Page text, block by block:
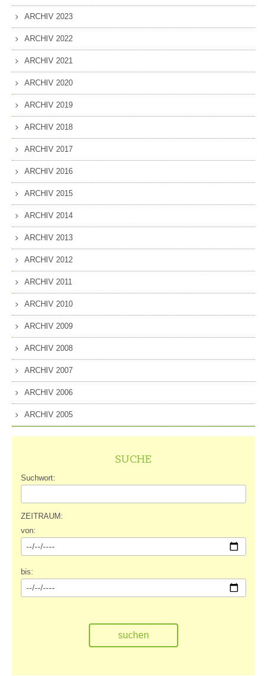
ARCHIV 2023
ARCHIV 2022
ARCHIV 2021
ARCHIV 2020
ARCHIV 2019
ARCHIV 2018
ARCHIV 2017
ARCHIV 2016
ARCHIV 2015
ARCHIV 2014
ARCHIV 2013
ARCHIV 2012
ARCHIV 2011
ARCHIV 2010
ARCHIV 2009
ARCHIV 2008
ARCHIV 2007
ARCHIV 2006
ARCHIV 2005
SUCHE
Suchwort:
ZEITRAUM:
von:
bis: